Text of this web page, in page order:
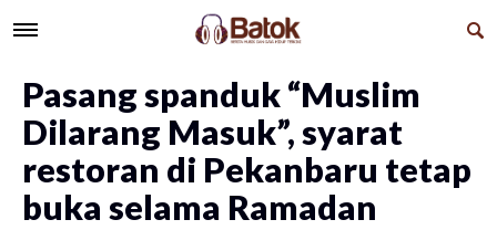
Pasang spanduk “Muslim
Dilarang Masuk”, syarat
restoran di Pekanbaru tetap
buka selama Ramadan